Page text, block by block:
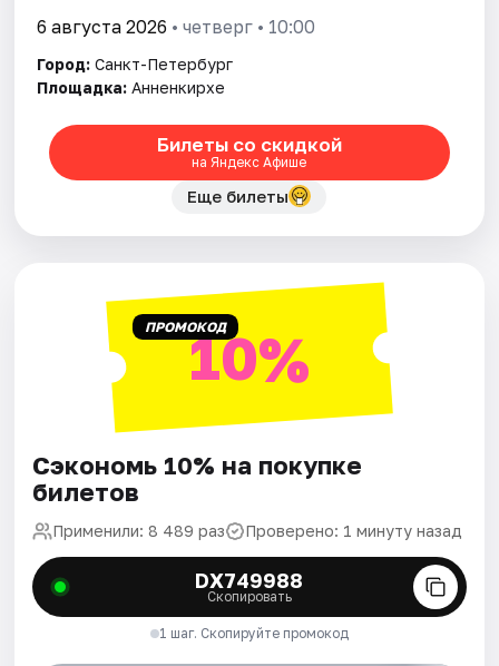
6 августа 2026 • четверг • 10:00
Город: Санкт-Петербург
Площадка: Анненкирхе
Билеты со скидкой
на Яндекс Афише
Еще билеты
ПРОМОКОД10%
Сэкономь 10% на покупке
билетов
Применили: 8 489 раз Проверено: 1 минуту назад
DX749988
Скопировать
1 шаг. Скопируйте промокод